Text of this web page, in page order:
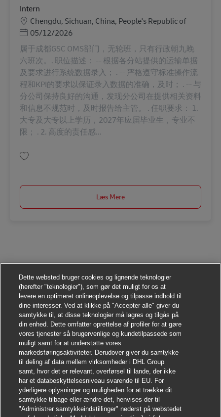
Intern
Lokation
Chengdu, Sichuan, China, People's Republic of
Posted Date
05/12/2026
属于成都GSC OMS部门，无轮班，只有行政朝九晚
六班次。. 职位描述： -- 根据各分站提供的运输单据
及要求进行系统数据录入； . -- 严格遵守标准操作流
程和KPI的要求以保证录入数据的准确，及时； . -- 与
分公司保持良好的沟通，发现分公司在提供相关资料
和信息不规范时，及时报告给主管。 . 任职要求： 1.
大专及大专以上学历，2027年应届毕业生，专业不
限； . 2. 高度的责任感...
Læs Mere
Dette websted bruger cookies og lignende teknologier
(herefter "teknologier"), som gør det muligt for os at
levere en optimeret onlineoplevelse og tilpasse indhold til
dine interesser. Ved at klikke på "Accepter alle" giver du
samtykke til, at disse teknologier må lagres og tilgås på
din enhed. Dette omfatter oprettelse af profiler for at gøre
vores tjenester så brugervenlige og kundetilpassede som
muligt samt for at understøtte vores
markedsføringsaktiviteter. Derudover giver du samtykke
til deling af data mellem virksomheder i DHL Group
samt, hvor det er relevant, overførsel til lande, der ikke
har et databeskyttelsesniveau svarende til EU. For
yderligere oplysninger og muligheden for at trække dit
samtykke tilbage eller ændre det, henvises der til
"Administrer samtykkeindstillinger" nederst på webstedet